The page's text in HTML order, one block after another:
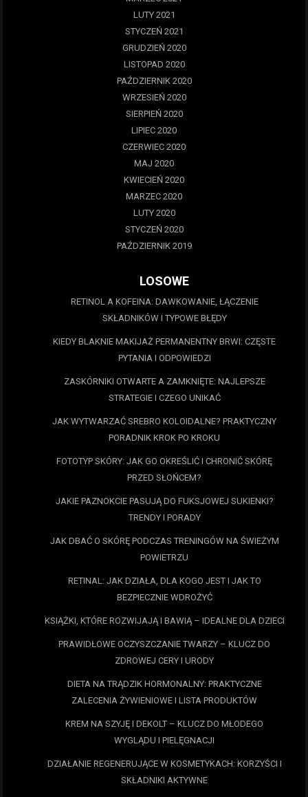
LUTY 2021
STYCZEŃ 2021
GRUDZIEŃ 2020
LISTOPAD 2020
PAŹDZIERNIK 2020
WRZESIEŃ 2020
SIERPIEŃ 2020
LIPIEC 2020
CZERWIEC 2020
MAJ 2020
KWIECIEŃ 2020
MARZEC 2020
LUTY 2020
STYCZEŃ 2020
PAŹDZIERNIK 2019
LOSOWE
RETINOL A KOFEINA: DAWKOWANIE, ŁĄCZENIE
SKŁADNIKÓW I TYPOWE BŁĘDY
KIEDY BLAKNIE MAKIJAŻ PERMANENTNY BRWI: CZĘSTE
PYTANIA I ODPOWIEDZI
ZASKÓRNIKI OTWARTE A ZAMKNIĘTE: NAJLEPSZE
STRATEGIE I CZEGO UNIKAĆ
JAK WYTWARZAĆ SREBRO KOLOIDALNE? PRAKTYCZNY
PORADNIK KROK PO KROKU
FOTOTYP SKÓRY: JAK GO OKREŚLIĆ I CHRONIĆ SKÓRĘ
PRZED SŁOŃCEM?
JAKIE PAZNOKCIE PASUJĄ DO FUKSJOWEJ SUKIENKI?
TRENDY I PORADY
JAK DBAĆ O SKÓRĘ PODCZAS TRENINGÓW NA ŚWIEŻYM
POWIETRZU
RETINAL: JAK DZIAŁA, DLA KOGO JEST I JAK TO
BEZPIECZNIE WDROŻYĆ
KSIĄŻKI, KTÓRE ROZWIJAJĄ I BAWIĄ – IDEALNE DLA DZIECI
PRAWIDŁOWE OCZYSZCZANIE TWARZY – KLUCZ DO
ZDROWEJ CERY I URODY
DIETA NA TRĄDZIK HORMONALNY: PRAKTYCZNE
ZALECENIA ŻYWIENIOWE I LISTA PRODUKTÓW
KREM NA SZYJĘ I DEKOLT – KLUCZ DO MŁODEGO
WYGLĄDU I PIELĘGNACJI
DZIAŁANIE REGENERUJĄCE W KOSMETYKACH: KORZYŚCI I
SKŁADNIKI AKTYWNE